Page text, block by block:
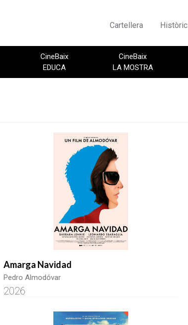
Cartellera Històric
CineBaix
EDUCA
CineBaix
LA MOSTRA
Amarga Navidad
Pedro Almodóvar
2026